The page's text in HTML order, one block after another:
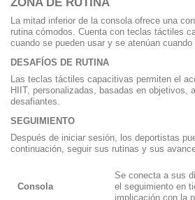
La mitad inferior de la consola ofrece una
rutina cómodos. Cuenta con teclas táctiles
cuando se pueden usar y se atenúan cuando
DESAFÍOS DE RUTINA
Las teclas táctiles capacitivas permiten el
HIIT, personalizadas, basadas en objetivos,
desafiantes.
SEGUIMIENTO
Después de iniciar sesión, los deportistas
continuación, seguir sus rutinas y sus
Consola
Se conecta a sus
el seguimiento en
implicación con la